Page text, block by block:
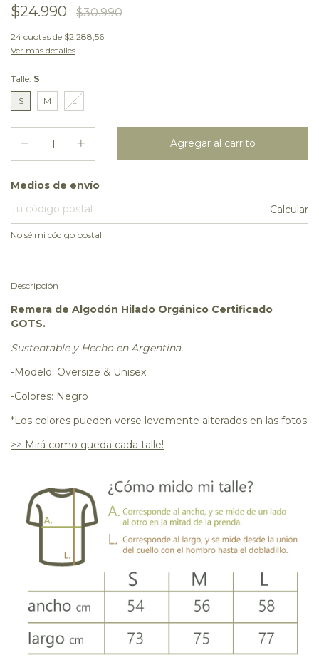
$24.990 $30.990
24 cuotas de $2.288,56
Ver más detalles
Talle: S
S M L
Entregas para el CP:
Medios de envío
Calcular
No sé mi código postal
Descripción
Remera de Algodón Hilado Orgánico Certificado
GOTS.
Sustentable y Hecho en Argentina.
-Modelo: Oversize & Unisex
-Colores: Negro
*Los colores pueden verse levemente alterados en las fotos
>> Mirá como queda cada talle!